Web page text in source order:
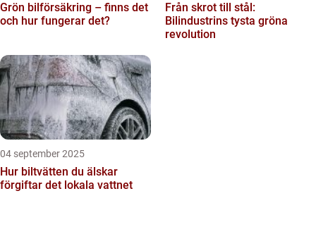
Grön bilförsäkring – finns det
och hur fungerar det?
Från skrot till stål:
Bilindustrins tysta gröna
revolution
04 september 2025
Hur biltvätten du älskar
förgiftar det lokala vattnet